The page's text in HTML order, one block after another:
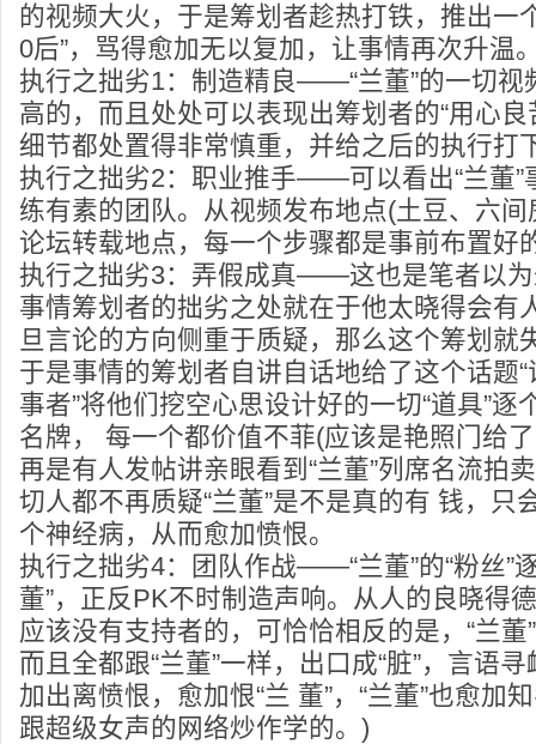
的视频大火，于是筹划者趁热打铁，推出一
0后”，骂得愈加无以复加，让事情再次升温
执行之拙劣1：制造精良——“兰董”的一切视
高的，而且处处可以表现出筹划者的“用心良
细节都处置得非常慎重，并给之后的执行打
执行之拙劣2：职业推手——可以看出“兰董”
练有素的团队。从视频发布地点(土豆、六
论坛转载地点，每一个步骤都是事前布置好
执行之拙劣3：弄假成真——这也是笔者以
事情筹划者的拙劣之处就在于他太晓得会有
旦言论的方向侧重于质疑，那么这个筹划就
于是事情的筹划者自讲自话地给了这个话题
事者”将他们挖空心思设计好的一切“道具”逐
名牌， 每一个都价值不菲(应该是艳照门给
再是有人发帖讲亲眼看到“兰董”列席名流
切人都不再质疑“兰董”是不是真的有 钱，只
个神经病，从而愈加愤恨。
执行之拙劣4：团队作战——“兰董”的“粉丝”
董”，正反PK不时制造声响。从人的良晓得
应该没有支持者的，可恰恰相反的是，“兰董
而且全都跟“兰董”一样，出口成“脏”，言语
加出离愤恨，愈加恨“兰 董”，“兰董”也愈加
跟超级女声的网络炒作学的。)